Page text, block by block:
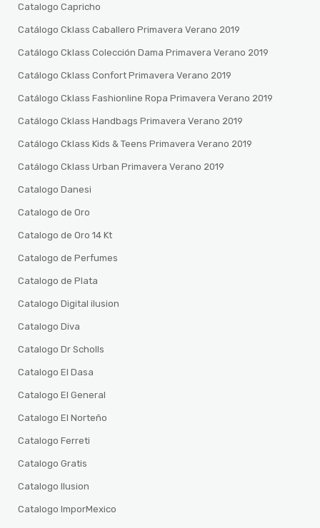
Catalogo Capricho
Catálogo Cklass Caballero Primavera Verano 2019
Catálogo Cklass Colección Dama Primavera Verano 2019
Catálogo Cklass Confort Primavera Verano 2019
Catálogo Cklass Fashionline Ropa Primavera Verano 2019
Catálogo Cklass Handbags Primavera Verano 2019
Catálogo Cklass Kids & Teens Primavera Verano 2019
Catálogo Cklass Urban Primavera Verano 2019
Catalogo Danesi
Catalogo de Oro
Catalogo de Oro 14 Kt
Catalogo de Perfumes
Catalogo de Plata
Catalogo Digital ilusion
Catalogo Diva
Catalogo Dr Scholls
Catalogo El Dasa
Catalogo El General
Catalogo El Norteño
Catalogo Ferreti
Catalogo Gratis
Catalogo Ilusion
Catalogo ImporMexico